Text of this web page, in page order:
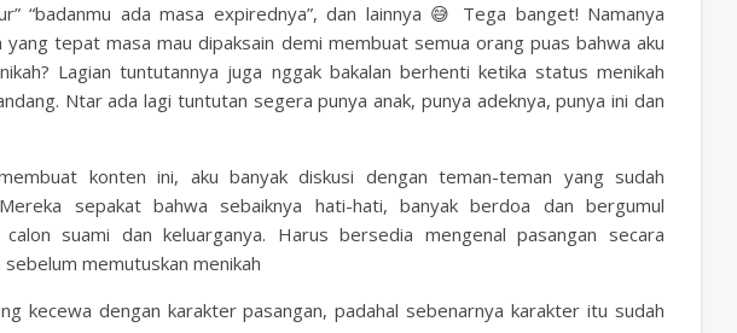
“badanmu ada masa expirednya”, dan lainnya 😅 Tega banget! Namanya
yang tepat masa mau dipaksain demi membuat semua orang puas bahwa aku
Lagian tuntutannya juga nggak bakalan berhenti ketika status menikah
Ntar ada lagi tuntutan segera punya anak, punya adeknya, punya ini dan
konten ini, aku banyak diskusi dengan teman-teman yang sudah
sepakat bahwa sebaiknya hati-hati, banyak berdoa dan bergumul
calon suami dan keluarganya. Harus bersedia mengenal pasangan secara
sebelum memutuskan menikah
kecewa dengan karakter pasangan, padahal sebenarnya karakter itu sudah